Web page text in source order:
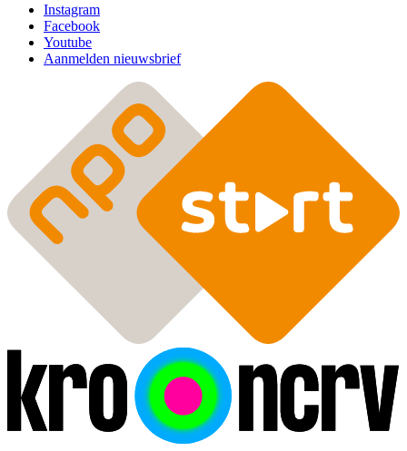
Instagram
Facebook
Youtube
Aanmelden nieuwsbrief